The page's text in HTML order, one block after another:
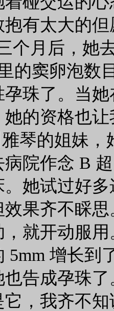
有太大的
个月后，她
的窦卵泡数
珠了。当
她的资格也
琴的姐妹
院作念 B
她试过好
果齐不睬
，就开动服
5mm 增长到
告成孕珠
，我齐不